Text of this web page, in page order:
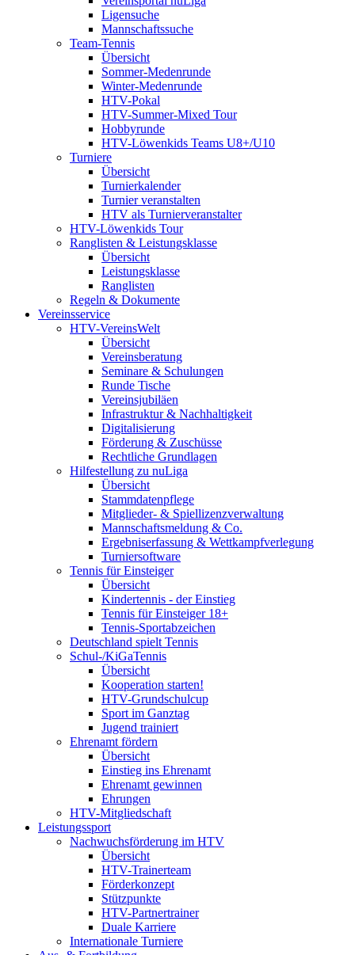
Ligensuche
Mannschaftssuche
Team-Tennis
Übersicht
Sommer-Medenrunde
Winter-Medenrunde
HTV-Pokal
HTV-Summer-Mixed Tour
Hobbyrunde
HTV-Löwenkids Teams U8+/U10
Turniere
Übersicht
Turnierkalender
Turnier veranstalten
HTV als Turnierveranstalter
HTV-Löwenkids Tour
Ranglisten & Leistungsklasse
Übersicht
Leistungsklasse
Ranglisten
Regeln & Dokumente
Vereinsservice
HTV-VereinsWelt
Übersicht
Vereinsberatung
Seminare & Schulungen
Runde Tische
Vereinsjubiläen
Infrastruktur & Nachhaltigkeit
Digitalisierung
Förderung & Zuschüsse
Rechtliche Grundlagen
Hilfestellung zu nuLiga
Übersicht
Stammdatenpflege
Mitglieder- & Spiellizenzverwaltung
Mannschaftsmeldung & Co.
Ergebniserfassung & Wettkampfverlegung
Turniersoftware
Tennis für Einsteiger
Übersicht
Kindertennis - der Einstieg
Tennis für Einsteiger 18+
Tennis-Sportabzeichen
Deutschland spielt Tennis
Schul-/KiGaTennis
Übersicht
Kooperation starten!
HTV-Grundschulcup
Sport im Ganztag
Jugend trainiert
Ehrenamt fördern
Übersicht
Einstieg ins Ehrenamt
Ehrenamt gewinnen
Ehrungen
HTV-Mitgliedschaft
Leistungssport
Nachwuchsförderung im HTV
Übersicht
HTV-Trainerteam
Förderkonzept
Stützpunkte
HTV-Partnertrainer
Duale Karriere
Internationale Turniere